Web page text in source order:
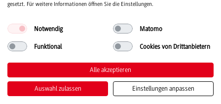
© 2026 Duale Hochschule Baden-Württemberg
Impressum Datenschutz Barrierefreiheit Leichte Sprache
gesetzt. Für weitere Informationen öffnen Sie die Einstellungen.
Notwendig Matomo
Funktional Cookies von Drittanbietern
Alle akzeptieren
Auswahl zulassen Einstellungen anpassen